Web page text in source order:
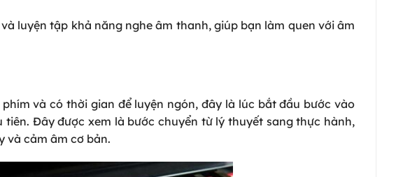
luyện tập khả năng nghe âm thanh, giúp bạn làm quen với âm
và có thời gian để luyện ngón, đây là lúc bắt đầu bước vào
Đây được xem là bước chuyển từ lý thuyết sang thực hành,
và cảm âm cơ bản.